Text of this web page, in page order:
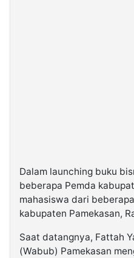
Dalam launching buku
beberapa Pemda
mahasiswa dari
kabupaten Pamekasan,
Saat datangnya, Fattah
(Wabub) Pamekasan